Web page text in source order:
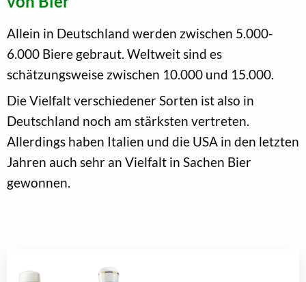
Allein in Deutschland werden zwischen 5.000-
6.000 Biere gebraut. Weltweit sind es
schätzungsweise zwischen 10.000 und 15.000.
Die Vielfalt verschiedener Sorten ist also in
Deutschland noch am stärksten vertreten.
Allerdings haben Italien und die USA in den letzten
Jahren auch sehr an Vielfalt in Sachen Bier
gewonnen.